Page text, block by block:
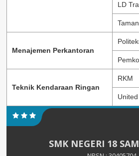
LD
Menajemen Perkantoran
Teknik Kendaraan Ringan
RKM
SMK NEGERI 18